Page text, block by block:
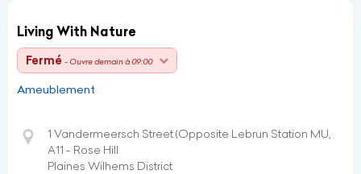
Living With Nature
Fermé - Ouvre demain à 09:00
Ameublement
1 Vandermeersch Street (Opposite Lebrun Station MU,
A11 - Rose Hill
Plaines Wilhems District